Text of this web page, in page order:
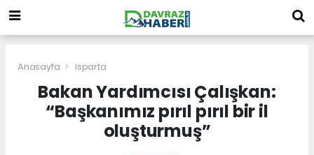
Anasayfa Isparta
Bakan Yardımcısı Çalışkan:
“Başkanımız pırıl pırıl bir il
oluşturmuş”